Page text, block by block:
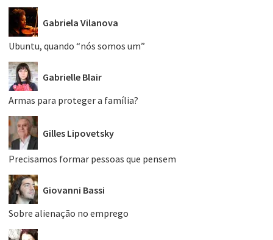
Gabriela Vilanova
Ubuntu, quando “nós somos um”
Gabrielle Blair
Armas para proteger a família?
Gilles Lipovetsky
Precisamos formar pessoas que pensem
Giovanni Bassi
Sobre alienação no emprego